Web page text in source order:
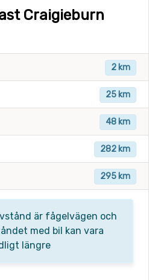
Craigieburn
2 km
25 km
48 km
282 km
295 km
är fågelvägen och
med bil kan vara
längre